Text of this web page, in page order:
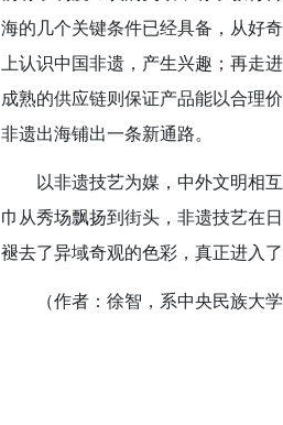
海的几个关键条件已经具备，从好
上认识中国非遗，产生兴趣；再走
成熟的供应链则保证产品能以合理
非遗出海铺出一条新通路。
以非遗技艺为媒，中外文明相
巾从秀场飘扬到街头，非遗技艺在
褪去了异域奇观的色彩，真正进入
（作者：徐智，系中央民族大